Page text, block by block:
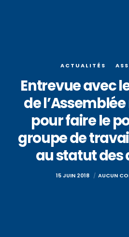
ACTUALITÉS
Entrevue avec
de
pour faire le
groupe de
au statut des
15 JUIN 2018 AUCUN